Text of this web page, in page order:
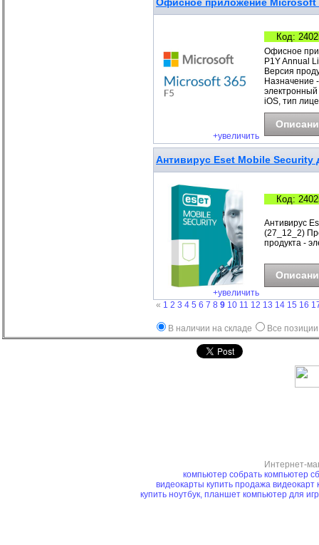
+увеличить
Код:
Офисное
P1Y Annual
Версия
Назначение
iOS, тип
Антивирус Eset Mobile Security
+увеличить
Код:
Антивирус
(27_12_2)
продукта -
« 1 2 3 4 5 6 7 8 9 10 11 12 13 14 15 16
В наличии на складе Все позиции
Интернет-
компьютер собрать компьютер
видеокарты купить продажа видеокарт
купить ноутбук, планшет компьютер для